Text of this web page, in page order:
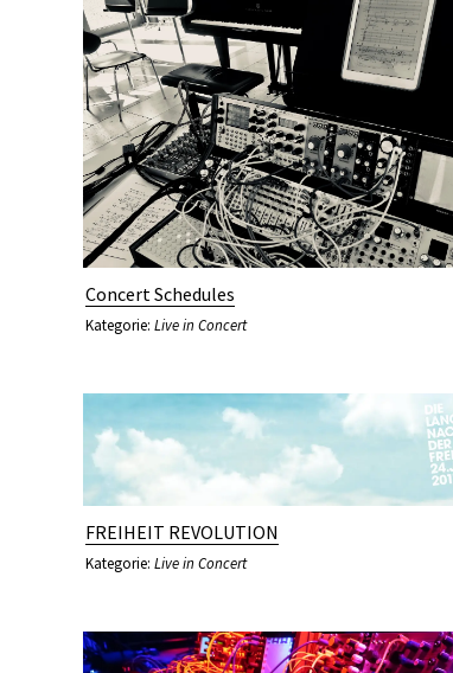
Concert Schedules
Kategorie: Live in Concert
FREIHEIT REVOLUTION
Kategorie: Live in Concert